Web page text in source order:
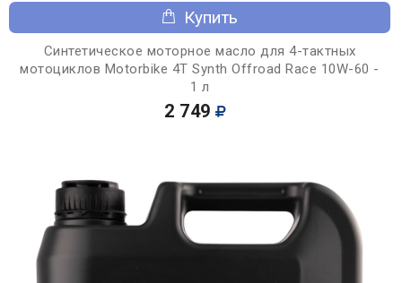
Купить
Синтетическое моторное масло для 4-тактных
мотоциклов Motorbike 4T Synth Offroad Race 10W-60 -
1 л
2 749